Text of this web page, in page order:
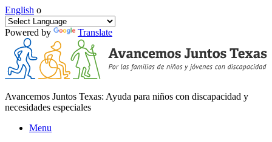
English o
Powered by Translate
Avancemos Juntos Texas: Ayuda para niños con discapacidad y
necesidades especiales
Menu